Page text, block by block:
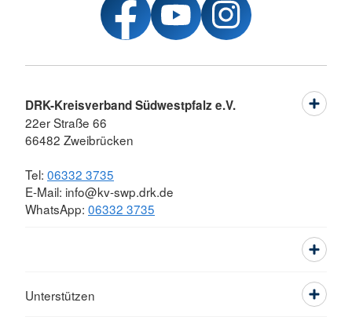
DRK-Kreisverband Südwestpfalz e.V.
22er Straße 66
66482 Zweibrücken
Tel: 06332 3735
E-Mail: info@kv-swp.drk.de
WhatsApp: 06332 3735
Unterstützen